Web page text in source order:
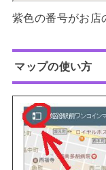
紫色の番号がお店
マップの使い方